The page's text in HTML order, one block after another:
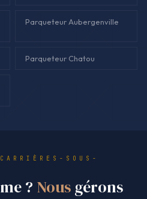
Parqueteur Aubergenville
Parqueteur Chatou
SOUS-
? Nous gérons